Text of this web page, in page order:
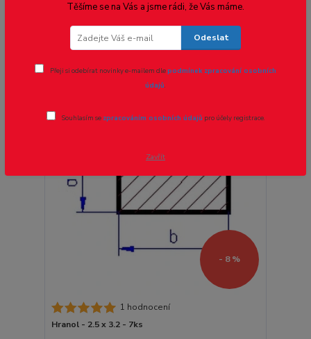
Hranoly - rozměry: 2.5 x 3.2
- 8 %
1 hodnocení
Hranol - 2.5 x 3.2 - 7ks
Těšíme se na Vás a jsme rádi, že Vás máme.
Odeslat
Přeji si odebírat novinky e-mailem dlepodmínek zpracování osobních
údajů.
Souhlasím se zpracováním osobních údajů pro účely registrace.
Zavřít